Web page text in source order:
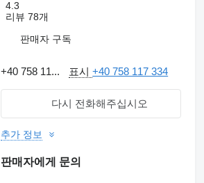
4.3
리뷰 78개
판매자 구독
+40 758 11... 표시+40 758 117 334
다시 전화해주십시오
추가 정보
판매자에게 문의